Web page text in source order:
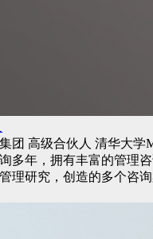
团 高级合伙人 清华大学
多年，拥有丰富的管理
理研究，创造的多个咨